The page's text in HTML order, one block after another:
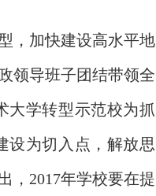
，加快建设高水平地
领导班子团结带领全
大学转型示范校为抓
设为切入点，解放思
， 2017年学校要在提